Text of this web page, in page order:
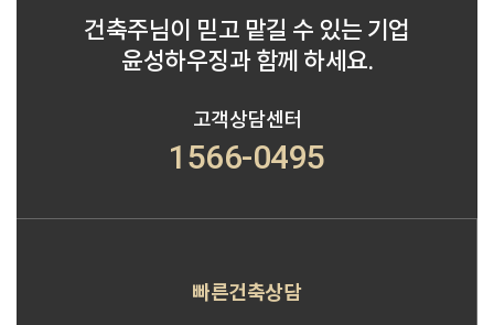
건축주님이 믿고 맡길 수 있는 기업
윤성하우징과 함께 하세요.
고객상담센터
1566-0495
빠른건축상담